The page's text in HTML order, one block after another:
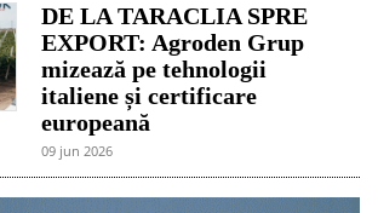
DE LA TARACLIA SPRE
EXPORT: Agroden Grup
mizează pe tehnologii
italiene și certificare
europeană
09 jun 2026